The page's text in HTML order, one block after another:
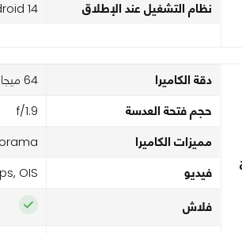
نظام التشغيل عند الإطلاق 14
دقة الكاميرا 64 ميجابكسل
حجم فتحة العدسة f/1.9
مميزات الكاميرا
فيديو OIS
فلاش